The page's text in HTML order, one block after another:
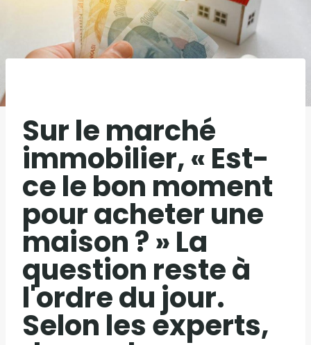
Sur le marché
immobilier, « Est-
ce le bon moment
pour acheter une
maison ? » La
question reste à
l'ordre du jour.
Selon les experts,